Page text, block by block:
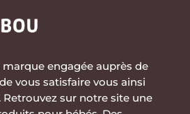
engagée auprès de
vous satisfaire vous ainsi
Retrouvez sur notre site une